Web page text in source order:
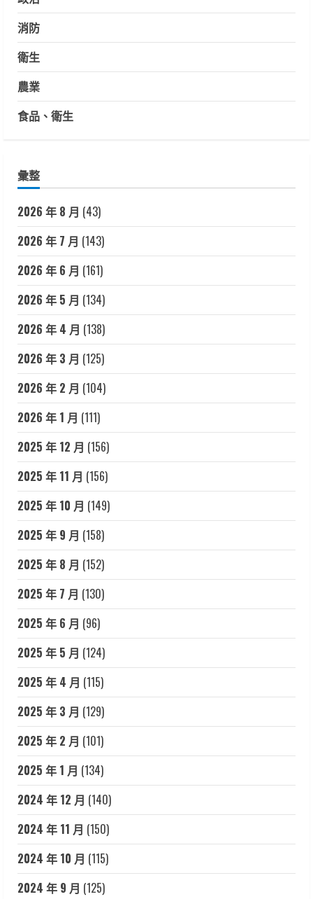
消防
衛生
農業
食品、衛生
彙整
2026 年 8 月 (43)
2026 年 7 月 (143)
2026 年 6 月 (161)
2026 年 5 月 (134)
2026 年 4 月 (138)
2026 年 3 月 (125)
2026 年 2 月 (104)
2026 年 1 月 (111)
2025 年 12 月 (156)
2025 年 11 月 (156)
2025 年 10 月 (149)
2025 年 9 月 (158)
2025 年 8 月 (152)
2025 年 7 月 (130)
2025 年 6 月 (96)
2025 年 5 月 (124)
2025 年 4 月 (115)
2025 年 3 月 (129)
2025 年 2 月 (101)
2025 年 1 月 (134)
2024 年 12 月 (140)
2024 年 11 月 (150)
2024 年 10 月 (115)
2024 年 9 月 (125)